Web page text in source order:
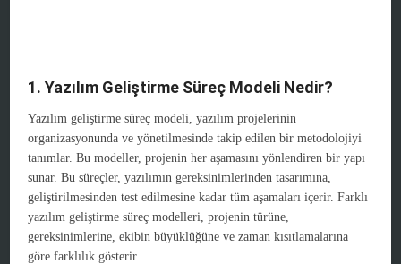
1. Yazılım Geliştirme Süreç Modeli Nedir?
Yazılım geliştirme süreç modeli, yazılım projelerinin
organizasyonunda ve yönetilmesinde takip edilen bir metodolojiyi
tanımlar. Bu modeller, projenin her aşamasını yönlendiren bir yapı
sunar. Bu süreçler, yazılımın gereksinimlerinden tasarımına,
geliştirilmesinden test edilmesine kadar tüm aşamaları içerir. Farklı
yazılım geliştirme süreç modelleri, projenin türüne,
gereksinimlerine, ekibin büyüklüğüne ve zaman kısıtlamalarına
göre farklılık gösterir.